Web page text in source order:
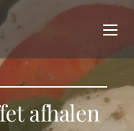
afhalen